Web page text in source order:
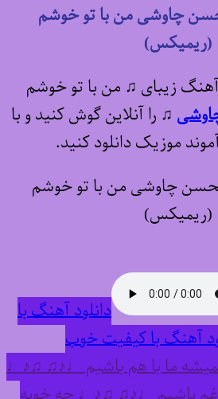
چاوشی من با تو خوشم
(ریمیکس)
آهنگ زیبای ♫ من با تو خوشم
♫ را آنلاین گوش کنید و با
موزیک دانلود کنید.
دانلود آهنگ با
آهنگ با کیفیت خوب
ما با هم باشیم ♩♪♫ ♫♪♩